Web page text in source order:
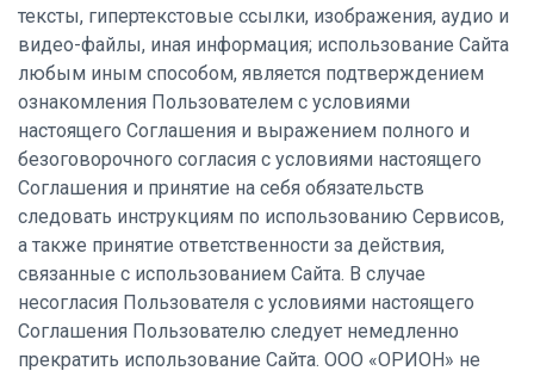
тексты, гипертекстовые ссылки, изображения, аудио и
видео-файлы, иная информация; использование Сайта
любым иным способом, является подтверждением
ознакомления Пользователем с условиями
настоящего Соглашения и выражением полного и
безоговорочного согласия с условиями настоящего
Соглашения и принятие на себя обязательств
следовать инструкциям по использованию Сервисов,
а также принятие ответственности за действия,
связанные с использованием Сайта. В случае
несогласия Пользователя с условиями настоящего
Соглашения Пользователю следует немедленно
прекратить использование Сайта. ООО «ОРИОН» не